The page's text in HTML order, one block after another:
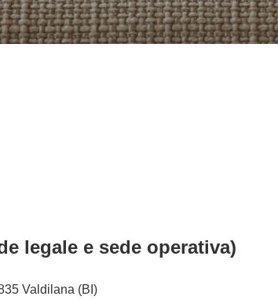
legale e sede operativa)
Valdilana (BI)